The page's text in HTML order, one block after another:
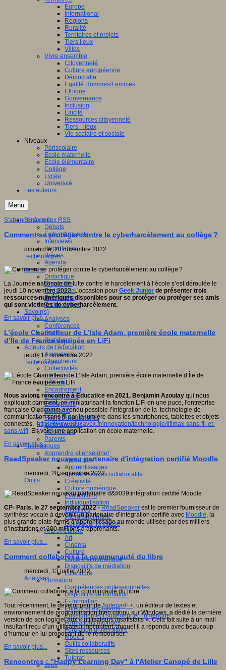
Europe
International
Régions
Ruralité
Territoires et projets
Tiers lieux
Villes
Vivre ensemble
Citoyenneté
Culture européenne
Démocratie
Egalité Hommes/Femmes
Ethique
Gouvernance
Inclusion
Laïcité
Ressources citoyenneté
Tiers - lieux
Vie scolaire et sociale
Niveaux
Périscolaire
Ecole maternelle
Ecole élémentaire
Collège
Lycée
Université
Les auteurs
Menu
S'informer
Débats
Faits marquants
Interviews
Reportages
Brèves
Agenda
Innover
Didactique
Dispositifs
Pédagogie
Recherche
Technologies
Savoir(s)
Analyses
Conférences
Outils
Pratiques
Acteurs de l'éducation
Animateurs
Chercheurs
Collectivités
Editeurs
EdTech
Encadrement
Enseignants
Entreprises
Etudiants
Filières industrielles
Institutionnels
Médiateurs
Parents
Thématiques
Apprendre et enseigner
Apprendre
Apprentissages
Apprentissages collaboratifs
Créativité
Culture numérique
Evaluations
Individualisation
Initiatives
Interdisciplinarité
Outils pour la classe
Arts et Culture
Art
Cinéma
Culture
Culture et numérique
Dispositifs de médiation
Littérature
Formation
Compétences professionnelles
Dispositifs de formation
E- formation
Enjeux et évolutions
Enseignement supérieur et numérique
Formations hybrides
Formation universitaire
Mooc’s
Outils collaboratifs
Sites ressources
Tutorat
Jeux
S'abonner à ce flux RSS
Comment se protéger contre le cyberharcèlement au collège ?
dimanche, 20 novembre 2022
Technologies
La Journée nationale de lutte contre le harcèlement à l’école s’est déroulée le
jeudi 10 novembre 2022. L’occasion pour Geek Junior de présenter trois
ressources numériques disponibles pour se protéger ou protéger ses amis
qui sont victimes de cyberharcèlement.
En savoir plus...
L’école Chantefleur de L’Isle Adam, première école maternelle
d’Île de France équipée en LiFi
jeudi, 17 novembre 2022
Technologies
Nous avions rencontré à Educatice en 2021, Benjamin Azoulay qui nous
expliquait comment, en miniaturisant la fonction LiFi en une puce, l'entreprise
française Oledcomm a rendu possible l’intégration de la technologie de
communication sans fil par la lumière dans les smartphones, tablettes et objets
connectés. https://www.educavox.fr/innovation/technologie/lifimax-sans-fil-et-
sans-wifi. En voici une application en école maternelle.
En savoir plus...
ReadSpeaker nouveau partenaire d'intégration certifié Moodle
mercredi, 28 septembre 2022
Outils
CP- Paris, le 27 septembre 2022 - ReadSpeaker est le premier fournisseur de
synthèse vocale à devenir un partenaire d’intégration certifié avec Moodle, la
plus grande plate-forme d’apprentissage au monde utilisée par des milliers
d’institutions et 200 millions d’apprenants.
En savoir plus...
Comment collaborer à la communauté du libre
mercredi, 13 juillet 2022
Analyses
Tout récemment, le développeur deNotepad++, un éditeur de textes et
environnement de programmation bien connu sur Windows, a dédié la dernière
version de son logiciel aux « utilisateurs insatisfaits ». Cela fait suite à un mail
insultant reçu d’un utilisateur mécontent, auquel il a répondu avec beaucoup
d’humour en lui proposant de le rembourser.
En savoir plus...
Rencontres : "Happy Learning Day" à l'Atelier Canopé de Lille